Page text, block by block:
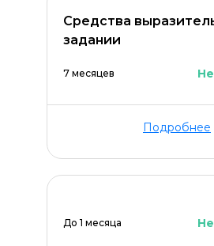
Средства
задании
7 месяцев
Подробнее
До 1 месяца